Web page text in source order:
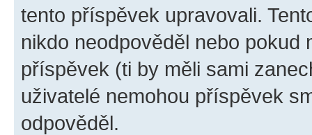
tento příspěvek upravovali.
nikdo neodpověděl nebo pokud
příspěvek (ti by měli sami
uživatelé nemohou příspěvek
odpověděl.